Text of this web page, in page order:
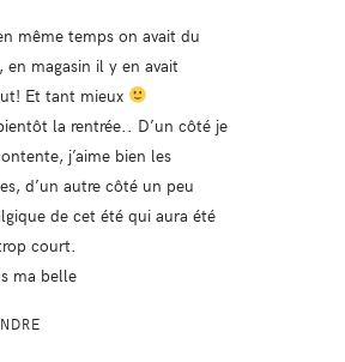
même temps on avait du
en magasin il y en avait
Et tant mieux
la rentrée.. D’un côté je
j’aime bien les
d’un autre côté un peu
de cet été qui aura été
court.
ma belle